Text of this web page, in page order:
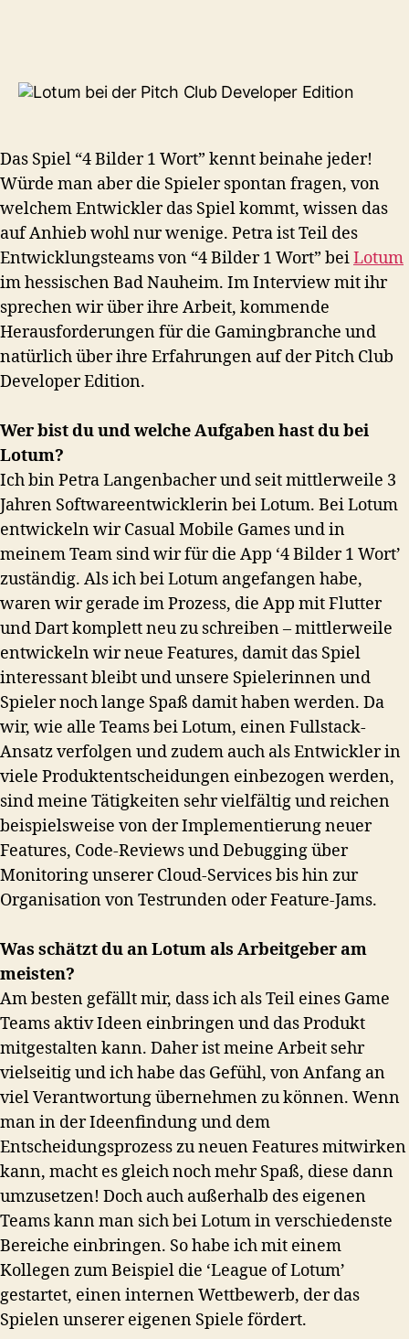
Das Spiel “4 Bilder 1 Wort” kennt beinahe jeder!
Würde man aber die Spieler spontan fragen, von
welchem Entwickler das Spiel kommt, wissen das
auf Anhieb wohl nur wenige. Petra ist Teil des
Entwicklungsteams von “4 Bilder 1 Wort” beiLotum
im hessischen Bad Nauheim. Im Interview mit ihr
sprechen wir über ihre Arbeit, kommende
Herausforderungen für die Gamingbranche und
natürlich über ihre Erfahrungen auf der Pitch Club
Developer Edition.
Wer bist du und welche Aufgaben hast du bei
Lotum?
Ich bin Petra Langenbacher und seit mittlerweile 3
Jahren Softwareentwicklerin bei Lotum. Bei Lotum
entwickeln wir Casual Mobile Games und in
meinem Team sind wir für die App ‘4 Bilder 1 Wort’
zuständig. Als ich bei Lotum angefangen habe,
waren wir gerade im Prozess, die App mit Flutter
und Dart komplett neu zu schreiben – mittlerweile
entwickeln wir neue Features, damit das Spiel
interessant bleibt und unsere Spielerinnen und
Spieler noch lange Spaß damit haben werden. Da
wir, wie alle Teams bei Lotum, einen Fullstack-
Ansatz verfolgen und zudem auch als Entwickler in
viele Produktentscheidungen einbezogen werden,
sind meine Tätigkeiten sehr vielfältig und reichen
beispielsweise von der Implementierung neuer
Features, Code-Reviews und Debugging über
Monitoring unserer Cloud-Services bis hin zur
Organisation von Testrunden oder Feature-Jams.
Was schätzt du an Lotum als Arbeitgeber am
meisten?
Am besten gefällt mir, dass ich als Teil eines Game
Teams aktiv Ideen einbringen und das Produkt
mitgestalten kann. Daher ist meine Arbeit sehr
vielseitig und ich habe das Gefühl, von Anfang an
viel Verantwortung übernehmen zu können. Wenn
man in der Ideenfindung und dem
Entscheidungsprozess zu neuen Features mitwirken
kann, macht es gleich noch mehr Spaß, diese dann
umzusetzen! Doch auch außerhalb des eigenen
Teams kann man sich bei Lotum in verschiedenste
Bereiche einbringen. So habe ich mit einem
Kollegen zum Beispiel die ‘League of Lotum’
gestartet, einen internen Wettbewerb, der das
Spielen unserer eigenen Spiele fördert.